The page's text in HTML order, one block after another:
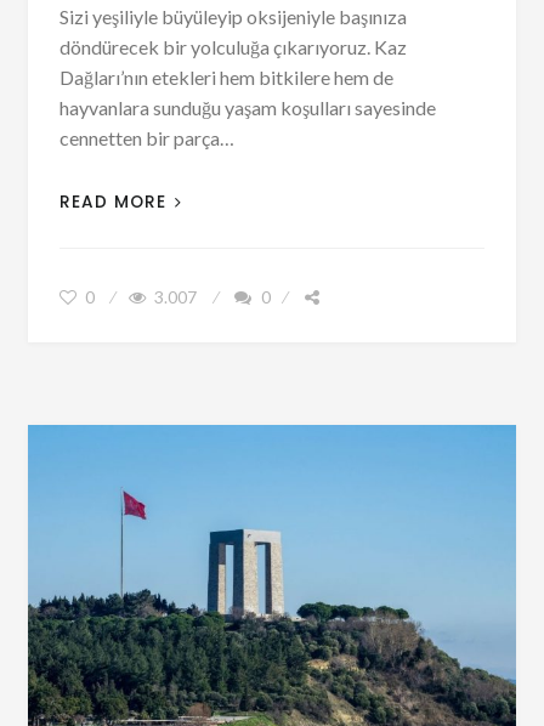
Sizi yeşiliyle büyüleyip oksijeniyle başınıza
döndürecek bir yolculuğa çıkarıyoruz. Kaz
Dağları’nın etekleri hem bitkilere hem de
hayvanlara sunduğu yaşam koşulları sayesinde
cennetten bir parça…
READ MORE
0 3.007 0